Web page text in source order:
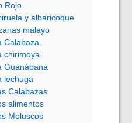
Rojo
y albaricoque
malayo
Calabaza.
chirimoya
Guanábana
lechuga
Calabazas
alimentos
Moluscos